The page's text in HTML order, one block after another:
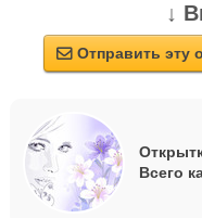
↓
 Отправить эту
Всего